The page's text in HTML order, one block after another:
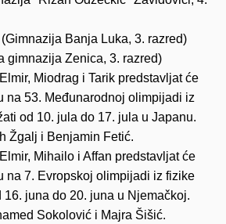
Banja Luka, 3. razred)
gimnazija Zenica, 3. razred)
Miodrag i Tarik predstavljat će
na 53. Međunarodnoj olimpijadi iz
od 10. jula do 17. jula u Japanu.
Žgalj i Benjamin Fetić.
Mihailo i Affan predstavljat će
na 7. Evropskoj olimpijadi iz fizike
16. juna do 20. juna u Njemačkoj.
Sokolović i Majra Šišić.